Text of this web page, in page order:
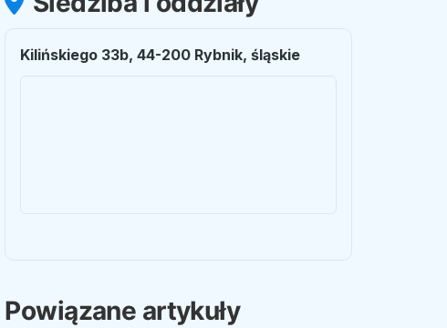
Kilińskiego 33b, 44-200 Rybnik, śląskie
Powiązane artykuły